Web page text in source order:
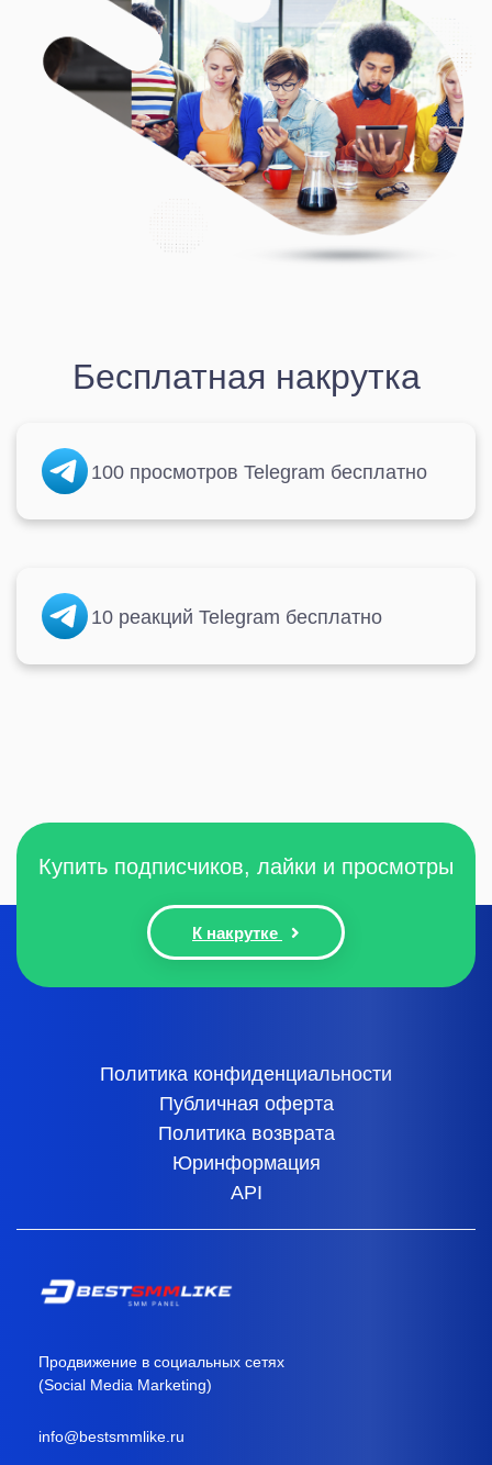
Бесплатная накрутка
100 просмотров Telegram бесплатно
10 реакций Telegram бесплатно
Купить подписчиков, лайки и просмотры
К накрутке
Политика конфиденциальности
Публичная оферта
Политика возврата
Юринформация
API
Продвижение в социальных сетях
(Social Media Marketing)
info@bestsmmlike.ru